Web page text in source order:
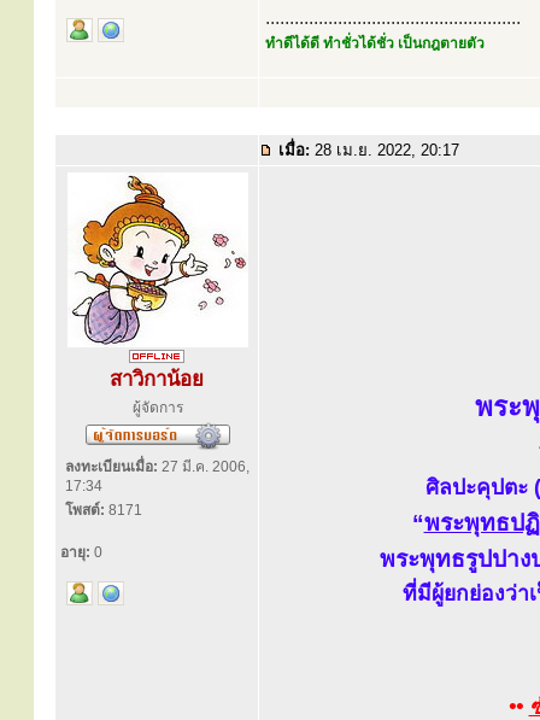
.....................................................
ทำดีได้ดี ทำชั่วได้ชั่ว เป็นกฎตายตัว
เมื่อ: 28 เม.ย. 2022, 20:17
สาวิกาน้อย
ผู้จัดการ
ลงทะเบียนเมื่อ: 27 มี.ค. 2006,
17:34
โพสต์: 8171
อายุ: 0
พระ
ศิลปะคุปตะ
“พระพุทธป
พระพุทธรูปปา
ที่มีผู้ยกย่องว่า
••